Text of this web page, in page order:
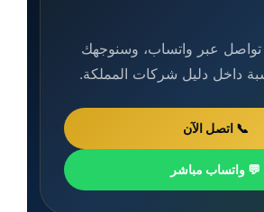
تواصل عبر واتساب، وسنوجهك
داخل دليل شركات المملكة.
📞 اتصل الآن
💬 واتساب مباشر